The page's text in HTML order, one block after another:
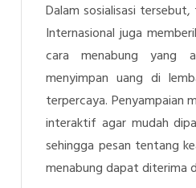
Dalam sosialisasi
Internasional juga
cara menabung yang
menyimpan uang di
terpercaya. Penyampaian
interaktif agar mudah
sehingga pesan tentang
menabung dapat diterima